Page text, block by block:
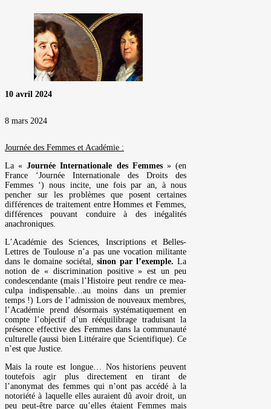
10 avril 2024
8 mars 2024
Journée des Femmes et Académie :
La «Journée Internationale des Femmes» (en
France ‘Journée Internationale des Droits des
Femmes ‘) nous incite, une fois par an, à nous
pencher sur les problèmes que posent certaines
différences de traitement entre Hommes et Femmes,
différences pouvant conduire à des inégalités
anachroniques.
L’Académie des Sciences, Inscriptions et Belles-
Lettres de Toulouse n’a pas une vocation militante
dans le domaine sociétal,sinon par l’exemple. La
notion de « discrimination positive » est un peu
condescendante (mais l’Histoire peut rendre ce mea-
culpa indispensable…au moins dans un premier
temps !) Lors de l’admission de nouveaux membres,
l’Académie prend désormais systématiquement en
compte l’objectif d’un rééquilibrage traduisant la
présence effective des Femmes dans la communauté
culturelle (aussi bien Littéraire que Scientifique). Ce
n’est que Justice.
Mais la route est longue… Nos historiens peuvent
toutefois agir plus directement en tirant de
l’anonymat des femmes qui n’ont pas accédé à la
notoriété à laquelle elles auraient dû avoir droit, un
peu peut-être parce qu’elles étaient Femmes mais